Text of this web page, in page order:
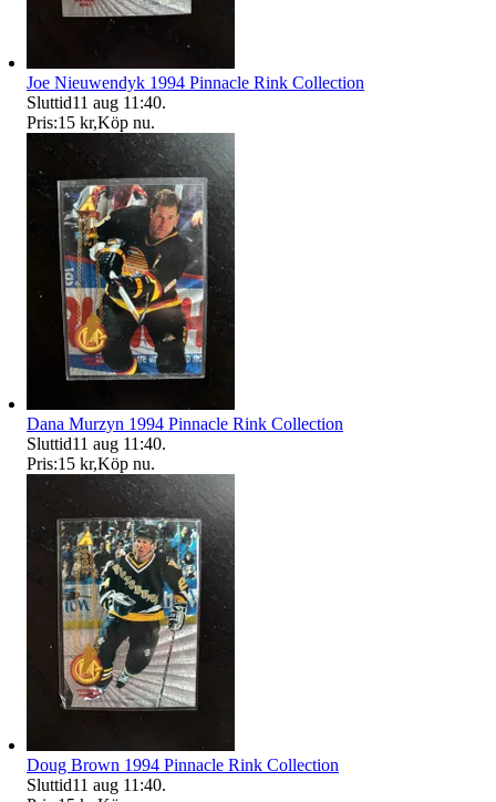
Joe Nieuwendyk 1994 Pinnacle Rink Collection
Sluttid11 aug 11:40.
Pris:15 kr,Köp nu.
Dana Murzyn 1994 Pinnacle Rink Collection
Sluttid11 aug 11:40.
Pris:15 kr,Köp nu.
Doug Brown 1994 Pinnacle Rink Collection
Sluttid11 aug 11:40.